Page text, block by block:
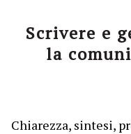
Scrivere e
la
Chiarezza, sintesi,